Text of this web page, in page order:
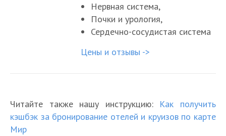
Нервная система,
Почки и урология,
Сердечно-сосудистая система
Цены и отзывы ->
Читайте также нашу инструкцию: Как получить
кэшбэк за бронирование отелей и круизов по карте
Мир